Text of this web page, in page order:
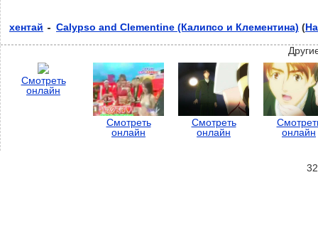
хентай Calypso and Clementine (Калипсо и Клементина) (
Смотреть
онлайн
Смотреть
онлайн
Смотреть
онлайн
онлайн